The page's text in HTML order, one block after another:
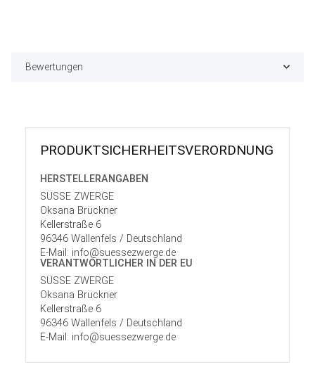
Bewertungen
PRODUKT­SICHER­HEITS­VER­ORD­NUNG
HERSTELLER­ANGABEN
SÜSSE ZWERGE
Oksana Brückner
Kellerstraße 6
96346 Wallenfels / Deutschland
E-Mail: info@suessezwerge.de
VERANTWORT­LICHER IN DER EU
SÜSSE ZWERGE
Oksana Brückner
Kellerstraße 6
96346 Wallenfels / Deutschland
E-Mail: info@suessezwerge.de